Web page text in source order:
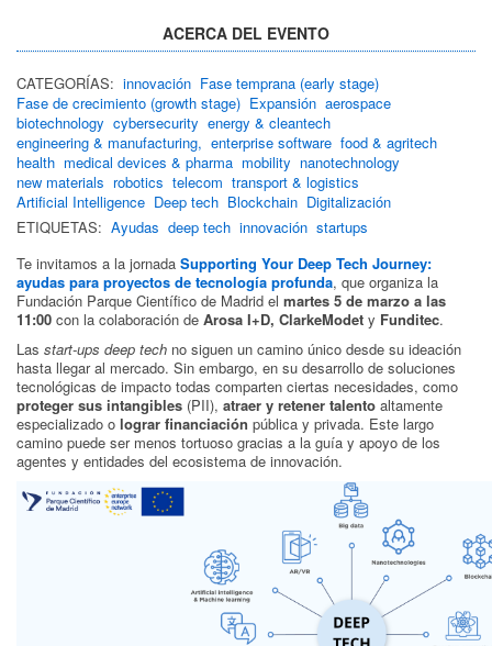
ACERCA DEL EVENTO
CATEGORÍAS: innovación Fase temprana (early stage)
Fase de crecimiento (growth stage) Expansión aerospace
biotechnology cybersecurity energy & cleantech
engineering & manufacturing, enterprise software food & agritech
health medical devices & pharma mobility nanotechnology
new materials robotics telecom transport & logistics
Artificial Intelligence Deep tech Blockchain Digitalización
ETIQUETAS: Ayudas deep tech innovación startups
Te invitamos a la jornada Supporting Your Deep Tech Journey:
ayudas para proyectos de tecnología profunda, que organiza la
Fundación Parque Científico de Madrid el martes 5 de marzo a las
11:00 con la colaboración de Arosa I+D, ClarkeModet y Funditec.
Las start-ups deep tech no siguen un camino único desde su ideación
hasta llegar al mercado. Sin embargo, en su desarrollo de soluciones
tecnológicas de impacto todas comparten ciertas necesidades, como
proteger sus intangibles (PII), atraer y retener talento altamente
especializado o lograr financiación pública y privada. Este largo
camino puede ser menos tortuoso gracias a la guía y apoyo de los
agentes y entidades del ecosistema de innovación.